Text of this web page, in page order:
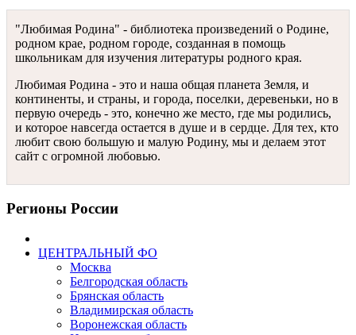
"Любимая Родина" - библиотека произведений о Родине,
родном крае, родном городе, созданная в помощь
школьникам для изучения литературы родного края.
Любимая Родина - это и наша общая планета Земля, и
континенты, и страны, и города, поселки, деревеньки, но в
первую очередь - это, конечно же место, где мы родились,
и которое навсегда остается в душе и в сердце. Для тех, кто
любит свою большую и малую Родину, мы и делаем этот
сайт с огромной любовью.
Регионы России
ЦЕНТРАЛЬНЫЙ ФО
Москва
Белгородская область
Брянская область
Владимирская область
Воронежская область